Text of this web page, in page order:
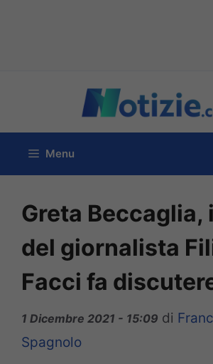
contenuto
Menu
Greta Beccaglia,
del giornalista
Facci fa
1 Dicembre 2021 - 15:09 di
Spagnolo